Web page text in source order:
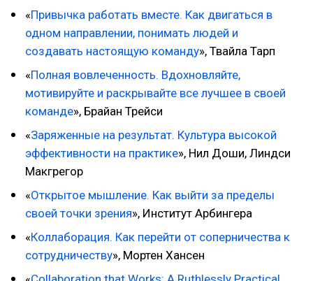
«Привычка работать вместе. Как двигаться в
одном направлении, понимать людей и
создавать настоящую команду», Твайла Тарп
«Полная вовлеченность. Вдохновляйте,
мотивируйте и раскрывайте все лучшее в своей
команде», Брайан Трейси
«Заряженные на результат. Культура высокой
эффективности на практике», Нил Доши, Линдси
Макгрегор
«Открытое мышление. Как выйти за пределы
своей точки зрения», Институт Арбингера
«Коллаборация. Как перейти от соперничества к
сотрудничеству», Мортен Хансен